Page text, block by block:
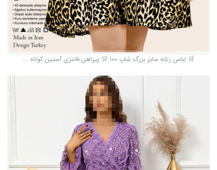
🛒 لباس زنانه سایز بزرگ شاپ ۱۰۰ 🛒 پیراهن فانتزی آستین کوتاه ...